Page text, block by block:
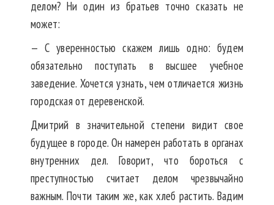
делом? Ни один из братьев точно сказать не
может:
— С уверенностью скажем лишь одно: будем
обязательно поступать в высшее учебное
заведение. Хочется узнать, чем отличается жизнь
городская от деревенской.
Дмитрий в значительной степени видит свое
будущее в городе. Он намерен работать в органах
внутренних дел. Говорит, что бороться с
преступностью считает делом чрезвычайно
важным. Почти таким же, как хлеб растить. Вадим